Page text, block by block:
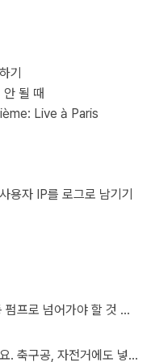
기
될 때
Live à Paris
용자 IP를 로그로 남기기
수동 펌프는 너무 힘들어서 저도 곧 전동 펌프로 넘어가야 할 것 같네요.
저는 샤오미 전동 펌프를 사용하고 있어요. 축구공, 자전거에도 넣을 수 있고 자동차 바퀴에도 넣을 수 있어요. 아주 만족스럽습니다.